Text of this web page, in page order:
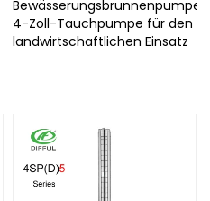
Bewässerungsbrunnenpumpe
4-Zoll-Tauchpumpe für den
landwirtschaftlichen Einsatz